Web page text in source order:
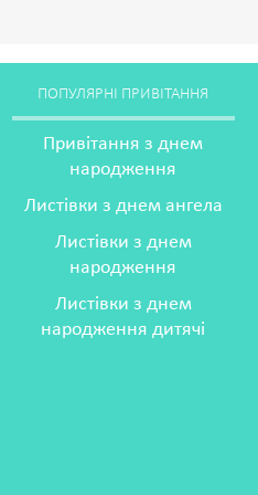
ПОПУЛЯРНІ ПРИВІТАННЯ
Привітання з днем
народження
Листівки з днем ангела
Листівки з днем
народження
Листівки з днем
народження дитячі